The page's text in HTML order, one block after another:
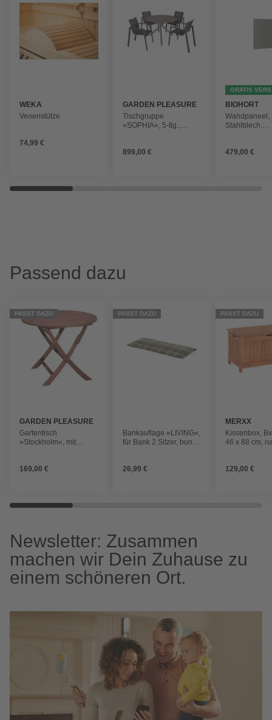
WEKA
Venenstütze
74,99 €
GARDEN PLEASURE
Tischgruppe
»SOPHIA«, 5-tlg.,
899,00 €
GRATIS
BIOHORT
Wandpaneel,
Stahlblech,
479,00 €
Passend dazu
PASST DAZU
GARDEN PLEASURE
Gartentisch
»Stockholm«, mit
73 cm
169,00 €
PASST DAZU
Bankauflage »LIVING«,
für Bank 2 Sitzer, bunt,
26,99 €
PASST DAZU
MERXX
Kissenbox,
46 x 88 cm,
129,00 €
Newsletter: Zusammen
machen wir Dein Zuhause zu
einem schöneren Ort.